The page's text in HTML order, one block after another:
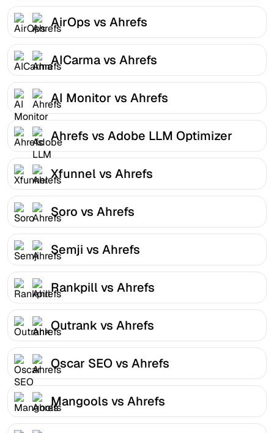
AirOps vs Ahrefs
AICarma vs Ahrefs
AI Monitor vs Ahrefs
Ahrefs vs Adobe LLM Optimizer
Xfunnel vs Ahrefs
Soro vs Ahrefs
Semji vs Ahrefs
Rankpill vs Ahrefs
Outrank vs Ahrefs
Oscar SEO vs Ahrefs
Mangools vs Ahrefs